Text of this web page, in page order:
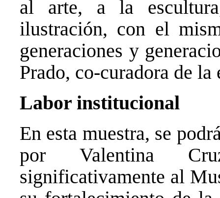
al arte, a la
ilustración, con el
generaciones y
Prado, co-curadora de
Labor institucional
En esta muestra, se
por Valentina
significativamente al